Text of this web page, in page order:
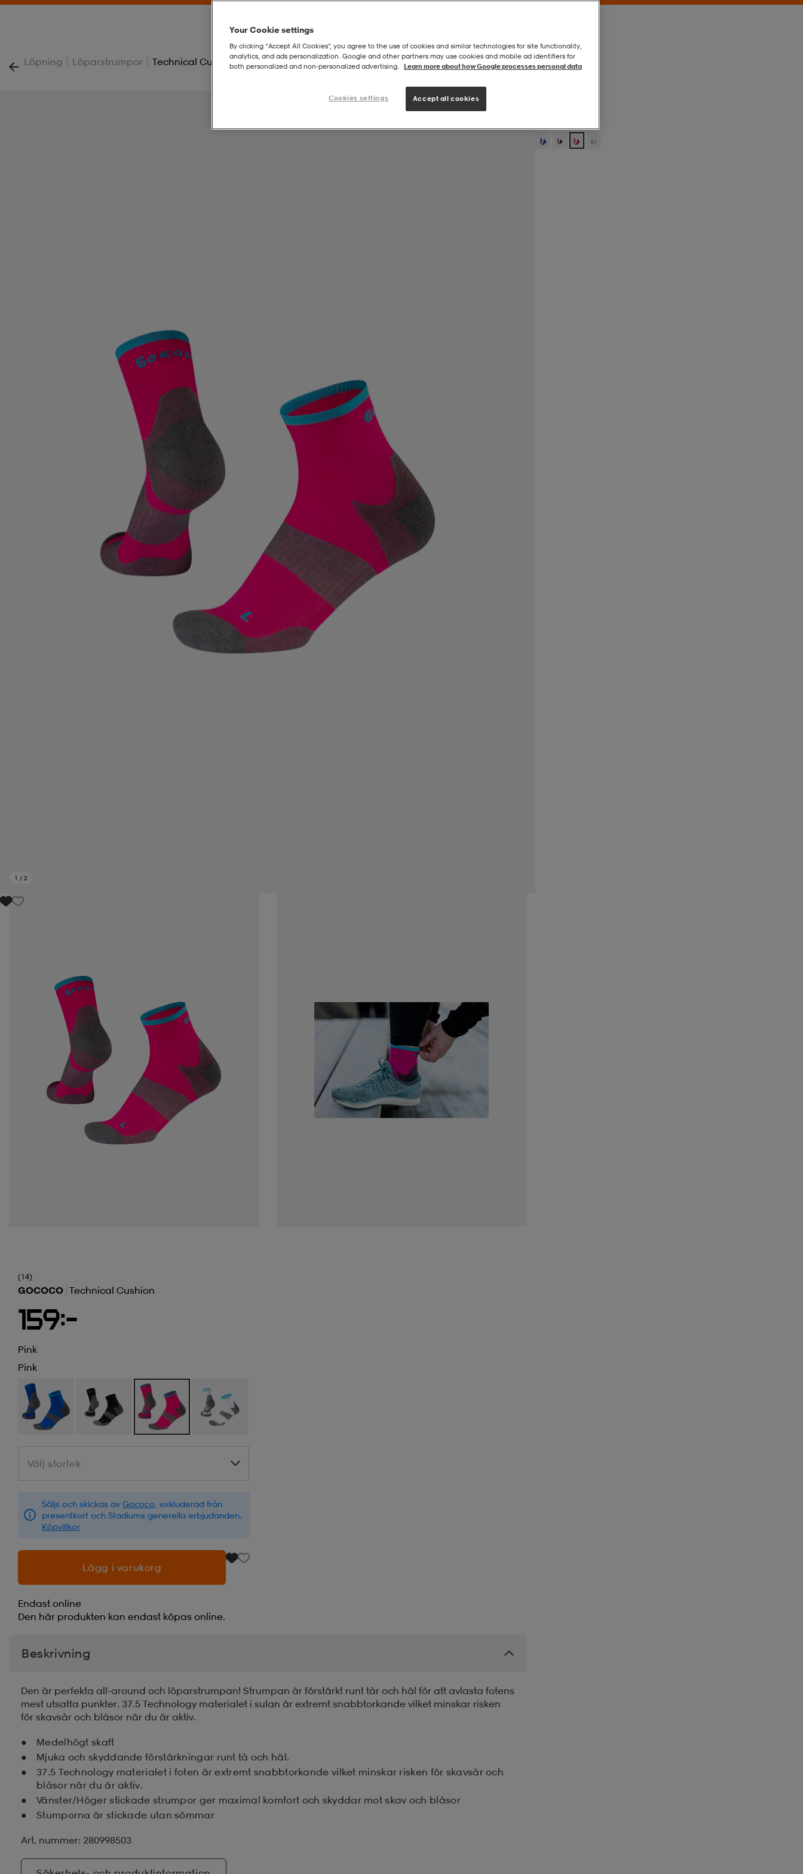
Löpning | Löparstrumpor | Technical Cushion
1 / 2
(14)
GOCOCO Technical Cushion
159:-
Pink
Pink
Välj storlek
Välj storlek
Säljs och skickas av Gococo , exkluderad från
presentkort och Stadiums generella erbjudanden.
Köpvillkor
Lägg i varukorg
Endast online
Den här produkten kan endast köpas online.
Beskrivning
Den är perfekta all-around och löparstrumpan! Strumpan är förstärkt runt tår och häl för att avlasta fotens
mest utsatta punkter. 37.5 Technology materialet i sulan är extremt snabbtorkande vilket minskar risken
för skavsår och blåsor när du är aktiv.
Medelhögt skaft
Mjuka och skyddande förstärkningar runt tå och häl.
37.5 Technology materialet i foten är extremt snabbtorkande vilket minskar risken för skavsår och
blåsor när du är aktiv.
Vänster/Höger stickade strumpor ger maximal komfort och skyddar mot skav och blåsor
Stumporna är stickade utan sömmar
Art. nummer: 280998503
Your Cookie settings
By clicking “Accept All Cookies”, you agree to the use of cookies and similar technologies for site functionality,
analytics, and ads personalization. Google and other partners may use cookies and mobile ad identifiers for
both personalized and non‑personalized advertising.
Learn more about how Google processes personal data
Cookies settings Accept all cookies